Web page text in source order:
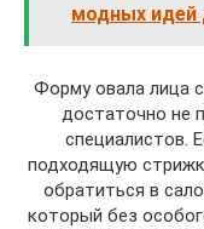
модных идей
Форму овала лица
достаточно не
специалистов.
подходящую
обратиться в
который без